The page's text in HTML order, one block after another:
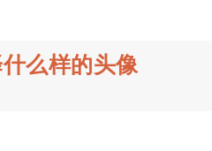
么样的头像